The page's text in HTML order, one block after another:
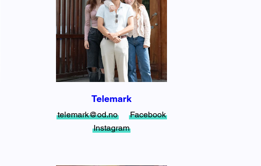
Telemark
telemark@od.no
Facebook
Instagram